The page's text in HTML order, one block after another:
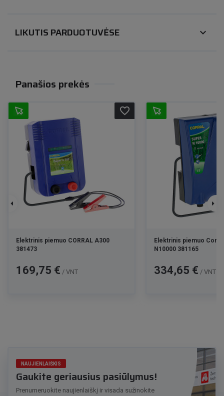
LIKUTIS PARDUOTUVĖSE expand_more
Panašios prekės
Elektrinis piemuo CORRAL A300
381473
Kaina
169,75 € / VNT
favorite_border
Elektrinis piemuo
N10000 381165
Kaina
334,65 € / VNT
NAUJIENLAIŠKIS
Gaukite geriausius pasiūlymus!
Prenumeruokite naujienlaiškį ir visada sužinokite